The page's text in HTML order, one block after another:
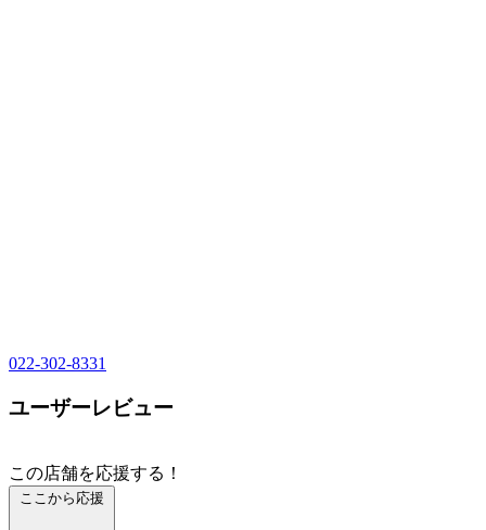
022-302-8331
ユーザーレビュー
この店舗を応援する！
ここから応援